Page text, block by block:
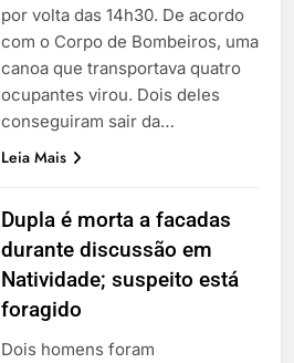
por volta das 14h30. De acordo
com o Corpo de Bombeiros, uma
canoa que transportava quatro
ocupantes virou. Dois deles
conseguiram sair da…
Leia Mais
Dupla é morta a facadas
durante discussão em
Natividade; suspeito está
foragido
Dois homens foram